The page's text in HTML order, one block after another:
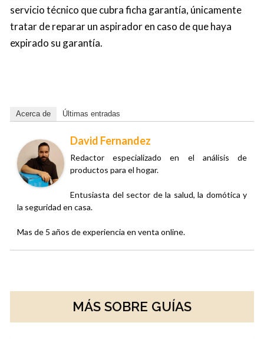
servicio técnico que cubra ficha garantía, únicamente
tratar de reparar un aspirador en caso de que haya
expirado su garantía.
Acerca de Últimas entradas
David Fernandez
Redactor especializado en el análisis de
productos para el hogar.
Entusiasta del sector de la salud, la domótica y
la seguridad en casa.
Mas de 5 años de experiencia en venta online.
MÁS SOBRE GUÍAS